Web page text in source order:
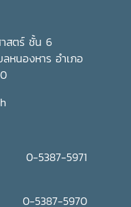
าสตร์ ชั้น 6
หนองหาร อำเภอ
0-5387-5971
0-5387-5970